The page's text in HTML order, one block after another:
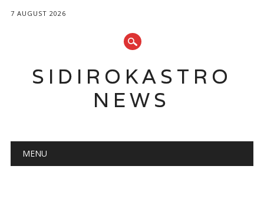
7 AUGUST 2026
SIDIROKASTRO
NEWS
Main menu
MENU